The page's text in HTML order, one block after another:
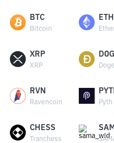
BTC
Bitcoin
ETH
XRP
XRP
RVN
Ravencoin
CHESS
Tranchess